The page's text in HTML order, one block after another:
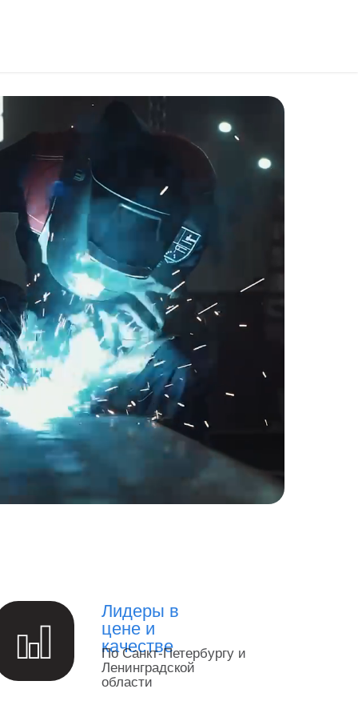
Лидеры в
цене и
качестве
По Санкт-Петербургу и
Ленинградской
области